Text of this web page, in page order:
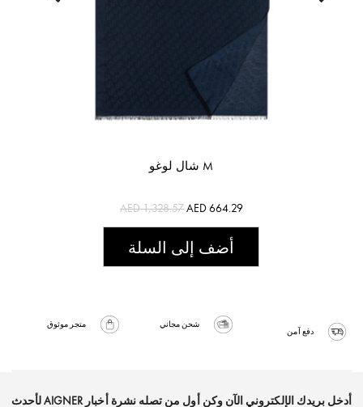
شال لوغو M
AED 1,328.57AED 664.29
أضف إلى السلة